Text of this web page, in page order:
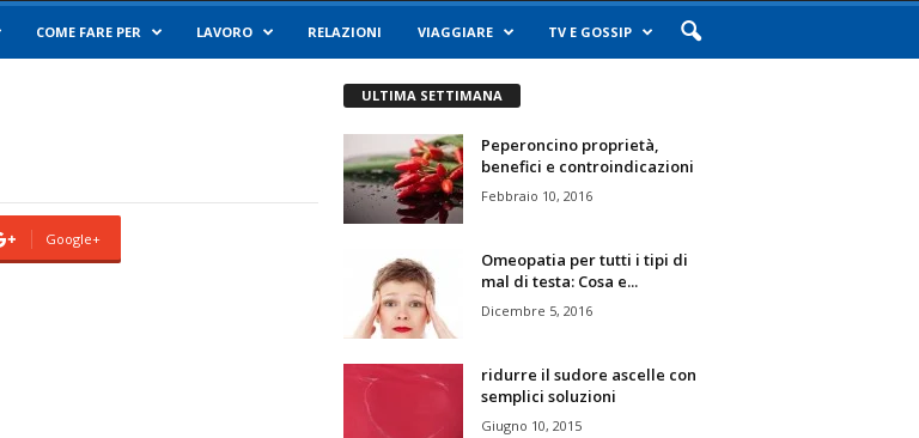
COME FARE PER LAVORO RELAZIONI VIAGGIARE TV E GOSSIP
Google+
ULTIMA SETTIMANA
Peperoncino proprietà,
benefici e controindicazioni
Febbraio 10, 2016
Omeopatia per tutti i tipi di
mal di testa: Cosa e...
Dicembre 5, 2016
ridurre il sudore ascelle con
semplici soluzioni
Giugno 10, 2015